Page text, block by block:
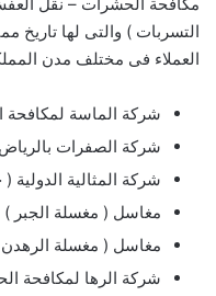
التسربات ) والتى لها تاريخ
العملاء فى مختلف مدن
شركة الماسة لمكافحة
شركة الصفرات بالرياض
شركة المثالية الدولية
مغاسل ( مغسلة الجبر )
مغاسل ( مغسلة
شركة الرها لمكافحة